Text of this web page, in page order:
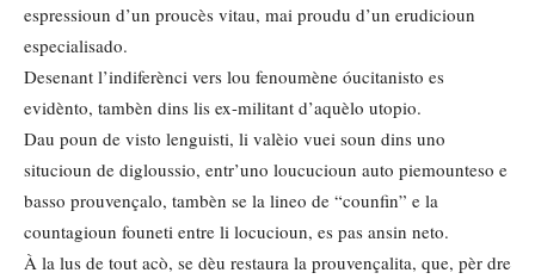
espressioun d’un proucès vitau, mai proudu d’un erudicioun
especialisado.
Desenant l’indiferènci vers lou fenoumène óucitanisto es
evidènto, tambèn dins lis ex-militant d’aquèlo utopio.
Dau poun de visto lenguisti, li valèio vuei soun dins uno
situcioun de digloussio, entr’uno loucucioun auto piemounteso e
basso prouvençalo, tambèn se la lineo de “counfin” e la
countagioun founeti entre li locucioun, es pas ansin neto.
À la lus de tout acò, se dèu restaura la prouvençalita, que, pèr dre